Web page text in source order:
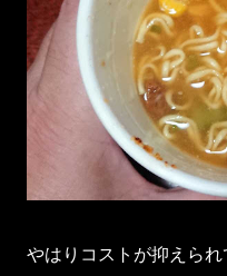
やはりコストが抑えられ